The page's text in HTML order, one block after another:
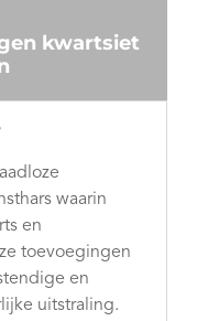
kwartsiet
waarin
en
toevoegingen
en
uitstraling.